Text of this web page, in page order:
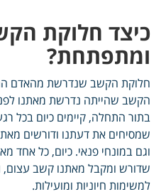
כיצד חלוקת
ומתפתחת?
חלוקת הקשב שנדרשת מהאדם
בתור התחלה, קיימים כיום בכל
שמסיחים את דעתנו ודורשים
וגם במונחי פנאי. כיום, כל אחד
שדורש ומקבל מאתנו קשב
למשימות חיוניות ומועילות.